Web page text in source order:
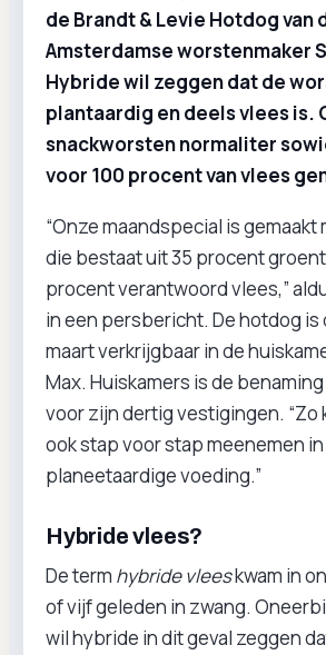
de Brandt & Levie Hotdog van
Amsterdamse worstenmaker
Hybride wil zeggen dat de
plantaardig en deels vlees is.
snackworsten normaliter
voor 100 procent van vlees
“Onze maandspecial is
die bestaat uit 35 procent
procent verantwoord vlees,”
in een persbericht. De hotdog is
maart verkrijgbaar in de
Max. Huiskamers is de
voor zijn dertig vestigingen. “Zo
ook stap voor stap meenemen
planeetaardige voeding.”
Hybride vlees?
De term hybride vleeskwam in
of vijf geleden in zwang.
wil hybride in dit geval zeggen